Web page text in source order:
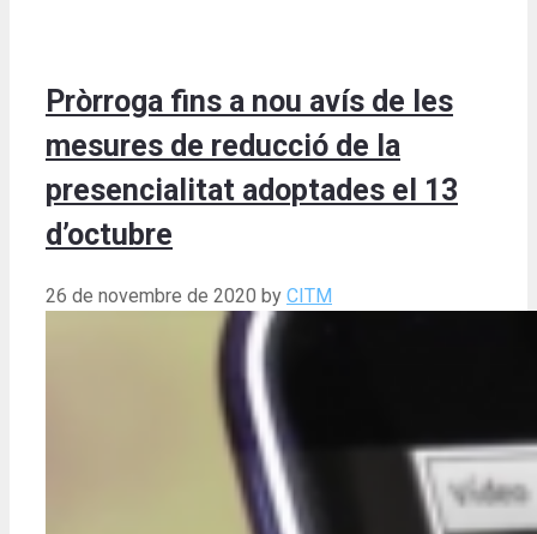
Pròrroga fins a nou avís de les
mesures de reducció de la
presencialitat adoptades el 13
d’octubre
26 de novembre de 2020 by CITM